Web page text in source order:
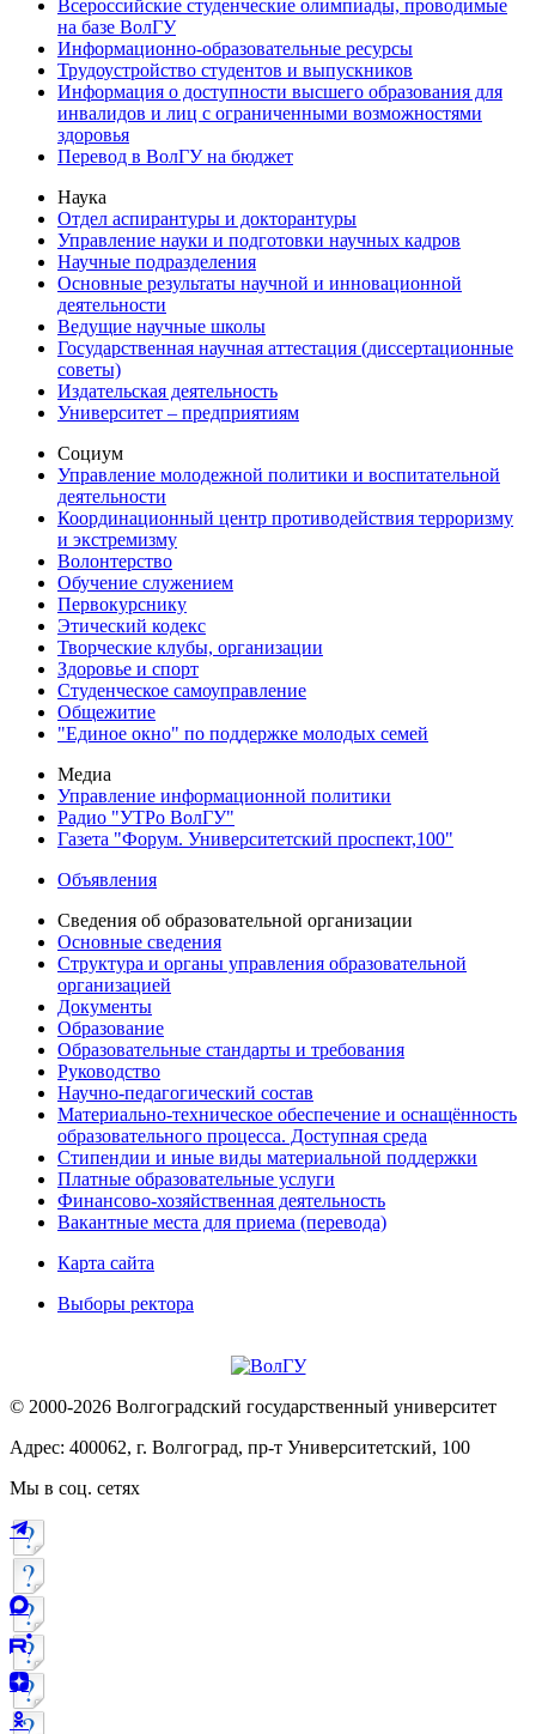
Всероссийские студенческие олимпиады, проводимые
на базе ВолГУ
Информационно-образовательные ресурсы
Трудоустройство студентов и выпускников
Информация о доступности высшего образования для
инвалидов и лиц с ограниченными возможностями
здоровья
Перевод в ВолГУ на бюджет
Наука
Отдел аспирантуры и докторантуры
Управление науки и подготовки научных кадров
Научные подразделения
Основные результаты научной и инновационной
деятельности
Ведущие научные школы
Государственная научная аттестация (диссертационные
советы)
Издательская деятельность
Университет – предприятиям
Социум
Управление молодежной политики и воспитательной
деятельности
Координационный центр противодействия терроризму
и экстремизму
Волонтерство
Обучение служением
Первокурснику
Этический кодекс
Творческие клубы, организации
Здоровье и спорт
Студенческое самоуправление
Общежитие
"Единое окно" по поддержке молодых семей
Медиа
Управление информационной политики
Радио "УТРо ВолГУ"
Газета "Форум. Университетский проспект,100"
Объявления
Сведения об образовательной организации
Основные сведения
Структура и органы управления образовательной
организацией
Документы
Образование
Образовательные стандарты и требования
Руководство
Научно-педагогический состав
Материально-техническое обеспечение и оснащённость
образовательного процесса. Доступная среда
Стипендии и иные виды материальной поддержки
Платные образовательные услуги
Финансово-хозяйственная деятельность
Вакантные места для приема (перевода)
Карта сайта
Выборы ректора
© 2000-2026 Волгоградский государственный университет
Адрес: 400062, г. Волгоград, пр-т Университетский, 100
Мы в соц. сетях